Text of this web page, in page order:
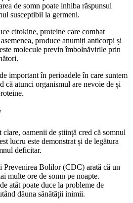
de somn poate inhiba răspunsul
susceptibil la germeni.
citokine, proteine ​​care combat
produce anumiți anticorpi și
molecule previn îmbolnăvirile prin
important în perioadele în care suntem
că atunci organismul are nevoie de și
clare, oamenii de știință cred că somnul
lucru este demonstrat și de legătura
deficitar.
Prevenirea Bolilor (CDC) arată că un
multe ore de somn pe noapte.
atât poate duce la probleme de
dăuna sănătății inimii.